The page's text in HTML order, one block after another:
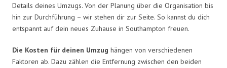
Details deines Umzugs. Von der Planung über die Organisation bis
hin zur Durchführung – wir stehen dir zur Seite. So kannst du dich
entspannt auf dein neues Zuhause in Southampton freuen.
Die Kosten für deinen Umzug hängen von verschiedenen
Faktoren ab. Dazu zählen die Entfernung zwischen den beiden